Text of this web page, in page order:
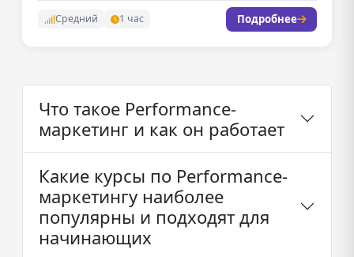
Средний 1 час Подробнее
Что такое Performance-
маркетинг и как он работает
Какие курсы по Performance-
маркетингу наиболее
популярны и подходят для
начинающих